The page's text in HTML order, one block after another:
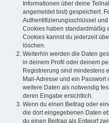
Informationen über deine
angemeldet bist) gespeichert.
Authentifizierungsschlüssel
Cookies haben standardmäßig
Cookies kannst du jederzeit
löschen.
Weiterhin werden die Daten
in deinem Profil oder deinem
Registrierung sind mindestens
Mail-Adresse und ein
weitere Daten als notwendig
deren Eingabe ersichtlich.
Wenn du einen Beitrag oder
die dort eingegebenen Daten
du einen Beitrag als Entwurf